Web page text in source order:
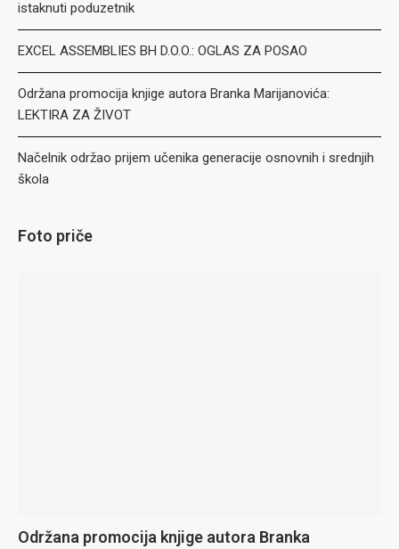
istaknuti poduzetnik
EXCEL ASSEMBLIES BH D.O.O.: OGLAS ZA POSAO
Održana promocija knjige autora Branka Marijanovića:
LEKTIRA ZA ŽIVOT
Načelnik održao prijem učenika generacije osnovnih i srednjih
škola
Foto priče
Održana promocija knjige autora Branka